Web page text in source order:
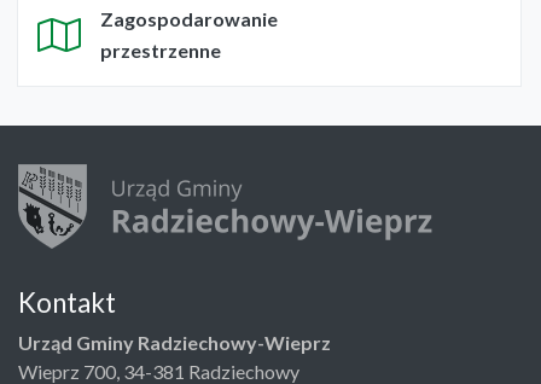
Zagospodarowanie
przestrzenne
Kontakt
Urząd Gminy Radziechowy-Wieprz
Wieprz 700, 34-381 Radziechowy